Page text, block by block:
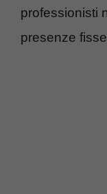
professionisti
presenze